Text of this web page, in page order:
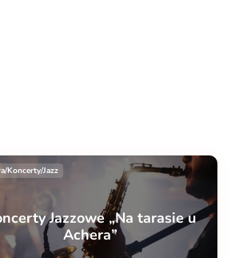
Koncerty/Jazz
Jazzowe „Na tarasie u
Achera”